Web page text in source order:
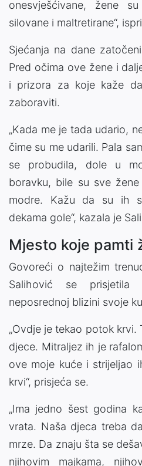
onesvješćivane, žene
silovane i maltretirane“,
Sjećanja na dane
Pred očima ove žene i
i prizora za koje kaže
zaboraviti.
„Kada me je tada udario,
čime su me udarili. Pala
se probudila, dole u
boravku, bile su sve žene
modre. Kažu da su ih
dekama gole“, kazala je
Mjesto koje pamti
Govoreći o najtežim
Salihović se
neposrednoj blizini svoje
„Ovdje je tekao potok krvi.
djece. Mitraljez ih je
ove moje kuće i strijeljao
krvi“, prisjeća se.
„Ima jedno šest godina
vrata. Naša djeca treba
mrze. Da znaju šta se
njihovim majkama,